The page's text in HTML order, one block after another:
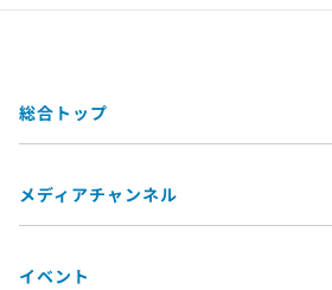
総合トップ
メディアチャンネル
イベント